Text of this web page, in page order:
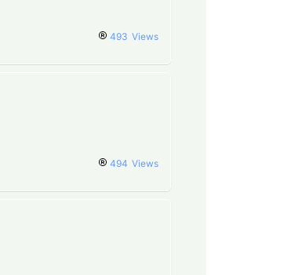
493 Views
494 Views